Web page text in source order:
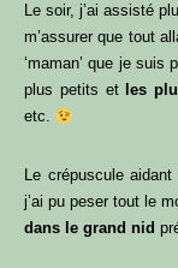
Le soir, j’ai assisté
m’assurer que tout
‘maman’ que je suis
plus petits et les
etc.
Le crépuscule
j’ai pu peser tout le
dans le grand nid